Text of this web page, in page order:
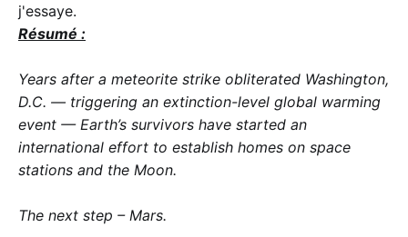
j'essaye.
Résumé :
Years after a meteorite strike obliterated Washington,
D.C. — triggering an extinction-level global warming
event — Earth’s survivors have started an
international effort to establish homes on space
stations and the Moon.
The next step – Mars.